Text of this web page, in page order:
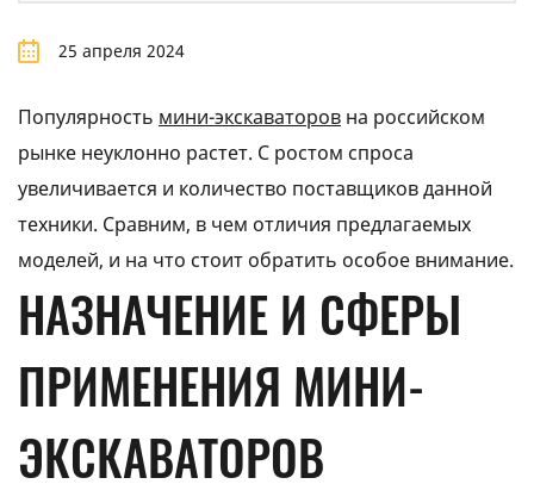
25 апреля 2024
Популярность мини-экскаваторов на российском
рынке неуклонно растет. С ростом спроса
увеличивается и количество поставщиков данной
техники. Сравним, в чем отличия предлагаемых
моделей, и на что стоит обратить особое внимание.
НАЗНАЧЕНИЕ И СФЕРЫ
ПРИМЕНЕНИЯ МИНИ-
ЭКСКАВАТОРОВ